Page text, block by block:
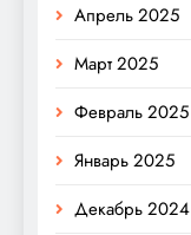
Апрель 2025
Март 2025
Февраль 2025
Январь 2025
Декабрь 2024